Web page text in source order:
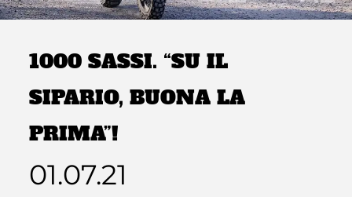
1000 SASSI. “SU IL
SIPARIO, BUONA LA
PRIMA”!
01.07.21